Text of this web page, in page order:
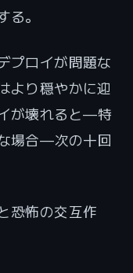
る。
プロイが問題な
より穏やかに迎
が壊れると——特
場合——次の十回
恐怖の交互作